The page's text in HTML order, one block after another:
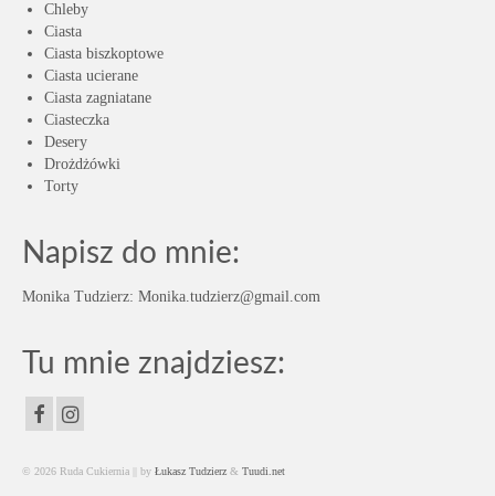
Chleby
Ciasta
Ciasta biszkoptowe
Ciasta ucierane
Ciasta zagniatane
Ciasteczka
Desery
Drożdżówki
Torty
Napisz do mnie:
Monika Tudzierz: Monika.tudzierz@gmail.com
Tu mnie znajdziesz:
© 2026 Ruda Cukiernia || by Łukasz Tudzierz & Tuudi.net